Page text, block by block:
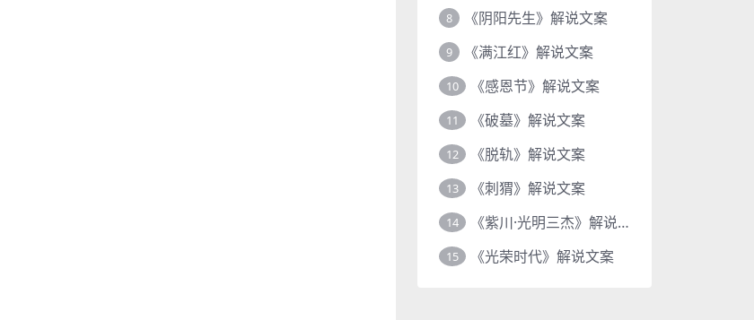
8 《阴阳先生》解说文案
9 《满江红》解说文案
10 《感恩节》解说文案
11 《破墓》解说文案
12 《脱轨》解说文案
13 《刺猬》解说文案
14 《紫川·光明三杰》解说文案
15 《光荣时代》解说文案